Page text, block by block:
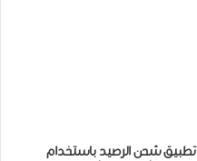
تطبيق شحن الرصيد باستخدام